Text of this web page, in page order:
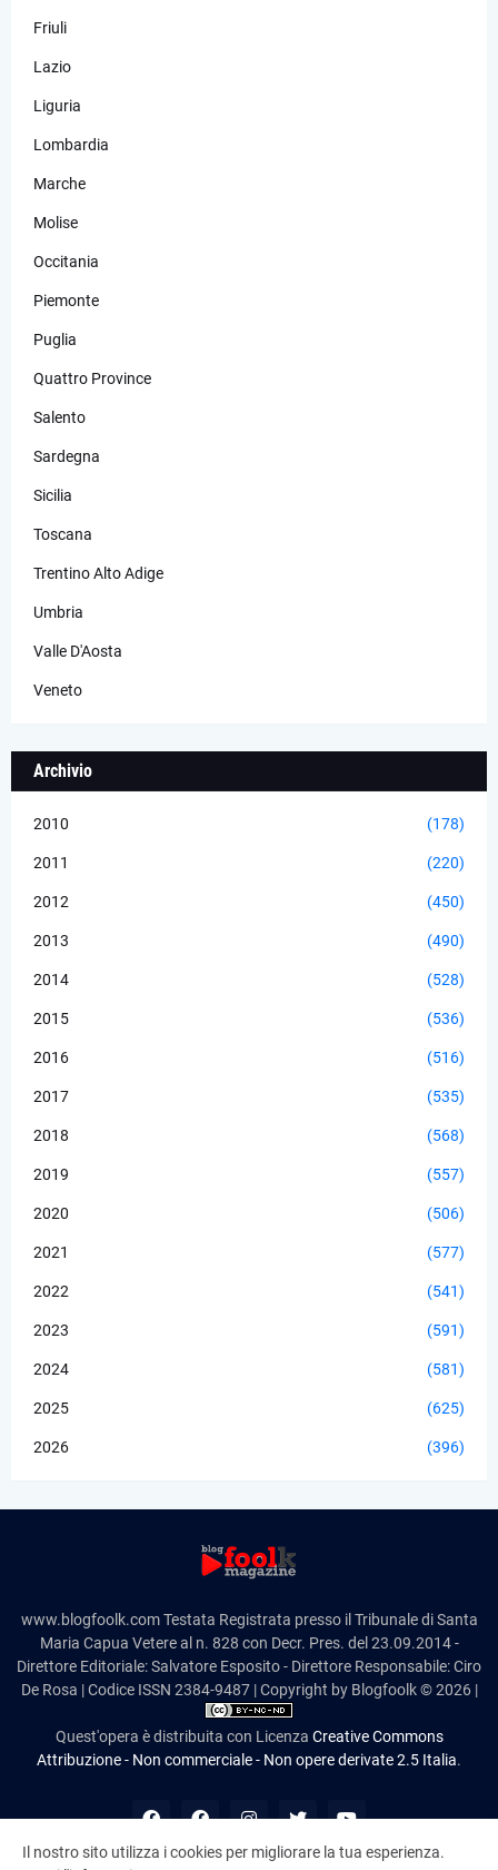
Friuli
Lazio
Liguria
Lombardia
Marche
Molise
Occitania
Piemonte
Puglia
Quattro Province
Salento
Sardegna
Sicilia
Toscana
Trentino Alto Adige
Umbria
Valle D'Aosta
Veneto
Archivio
2010 (178)
2011 (220)
2012 (450)
2013 (490)
2014 (528)
2015 (536)
2016 (516)
2017 (535)
2018 (568)
2019 (557)
2020 (506)
2021 (577)
2022 (541)
2023 (591)
2024 (581)
2025 (625)
2026 (396)
www.blogfoolk.com Testata Registrata presso il Tribunale di Santa
Maria Capua Vetere al n. 828 con Decr. Pres. del 23.09.2014 -
Direttore Editoriale: Salvatore Esposito - Direttore Responsabile: Ciro
De Rosa | Codice ISSN 2384-9487 | Copyright by Blogfoolk © 2026 |
Quest'opera è distribuita con Licenza Creative Commons
Attribuzione - Non commerciale - Non opere derivate 2.5 Italia.
Il nostro sito utilizza i cookies per migliorare la tua esperienza.